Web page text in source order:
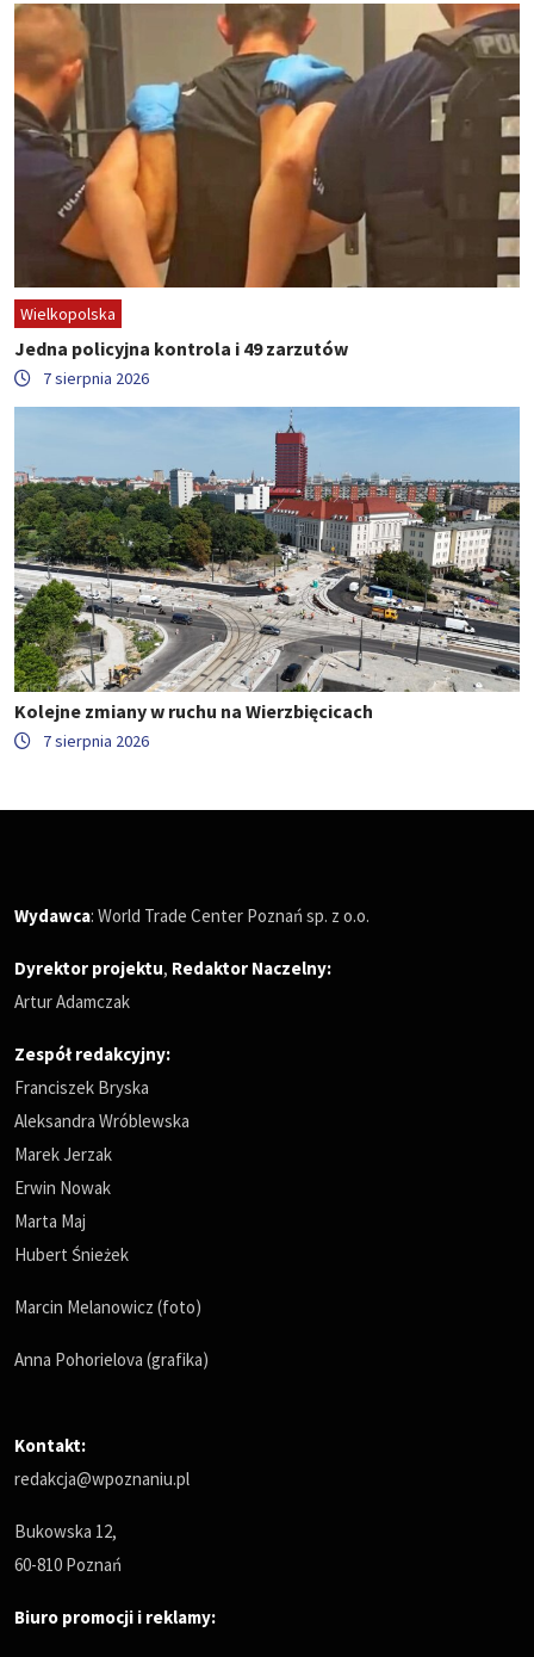
Wielkopolska
Jedna policyjna kontrola i 49 zarzutów
7 sierpnia 2026
Kolejne zmiany w ruchu na Wierzbięcicach
7 sierpnia 2026
Wydawca: World Trade Center Poznań sp. z o.o.
Dyrektor projektu, Redaktor Naczelny:
Artur Adamczak
Zespół redakcyjny:
Franciszek Bryska
Aleksandra Wróblewska
Marek Jerzak
Erwin Nowak
Marta Maj
Hubert Śnieżek
Marcin Melanowicz (foto)
Anna Pohorielova (grafika)
Kontakt:
redakcja@wpoznaniu.pl
Bukowska 12,
60-810 Poznań
Biuro promocji i reklamy: